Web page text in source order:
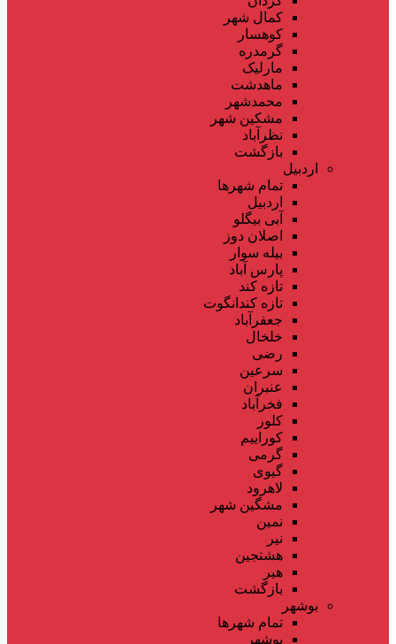
کمال شهر
کوهسار
گرمدره
مارلیک
ماهدشت
محمدشهر
مشکین شهر
نظرآباد
بازگشت
اردبیل
تمام شهر‌ها
اردبیل
آبی بیگلو
اصلان دوز
بیله سوار
پارس آباد
تازه کند
تازه کندانگوت
جعفرآباد
خلخال
رضی
سرعین
عنبران
فخرآباد
کلور
کوراییم
گرمی
گیوی
لاهرود
مشگین شهر
نمین
نیر
هشتجین
هیر
بازگشت
بوشهر
تمام شهر‌ها
بوشهر